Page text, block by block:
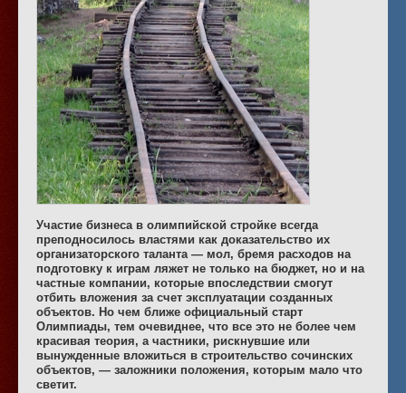
Участие бизнеса в олимпийской стройке всегда
преподносилось властями как доказательство их
организаторского таланта — мол, бремя расходов на
подготовку к играм ляжет не только на бюджет, но и на
частные компании, которые впоследствии смогут
отбить вложения за счет эксплуатации созданных
объектов. Но чем ближе официальный старт
Олимпиады, тем очевиднее, что все это не более чем
красивая теория, а частники, рискнувшие или
вынужденные вложиться в строительство сочинских
объектов, — заложники положения, которым мало что
светит.